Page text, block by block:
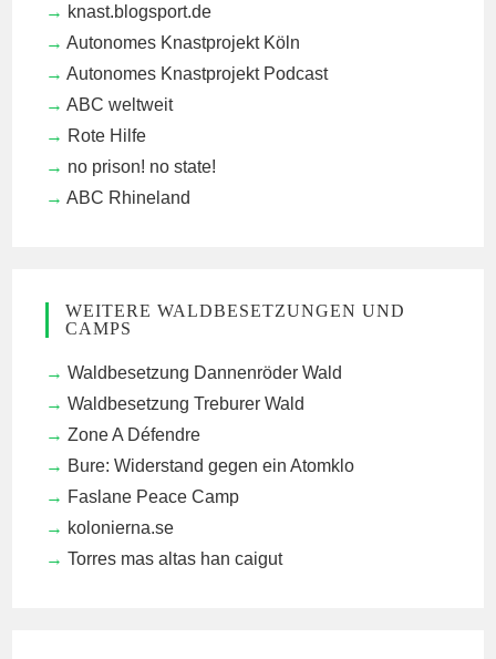
knast.blogsport.de
Autonomes Knastprojekt Köln
Autonomes Knastprojekt Podcast
ABC weltweit
Rote Hilfe
no prison! no state!
ABC Rhineland
WEITERE WALDBESETZUNGEN UND
CAMPS
Waldbesetzung Dannenröder Wald
Waldbesetzung Treburer Wald
Zone A Défendre
Bure: Widerstand gegen ein Atomklo
Faslane Peace Camp
kolonierna.se
Torres mas altas han caigut